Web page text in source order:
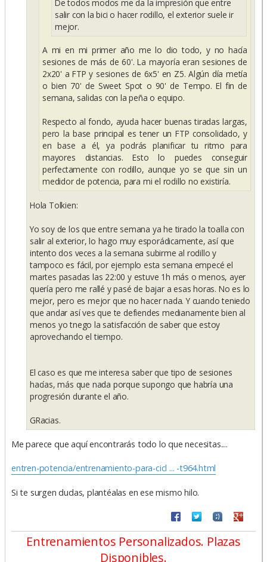
De todos modos me da la impresión que entre
salir con la bici o hacer rodillo, el exterior suele ir
mejor.
A mi en mi primer año me lo dio todo, y no hacía
sesiones de más de 60'. La mayoría eran sesiones de
2x20' a FTP y sesiones de 6x5' en Z5. Algún día metía
o bien 70' de Sweet Spot o 90' de Tempo. El fin de
semana, salidas con la peña o equipo.
Respecto al fondo, ayuda hacer buenas tiradas largas,
pero la base principal es tener un FTP consolidado, y
en base a él, ya podrás planificar tu ritmo para
mayores distancias. Esto lo puedes conseguir
perfectamente con rodillo, aunque yo se que sin un
medidor de potencia, para mi el rodillo no existiría.
Hola Tolkien:
Yo soy de los que entre semana ya he tirado la toalla con
salir al exterior, lo hago muy esporádicamente, así que
intento dos veces a la semana subirme al rodillo y
tampoco es fácil, por ejemplo esta semana empecé el
martes pasadas las 22:00 y estuve 1h más o menos, ayer
quería pero me rallé y pasé de bajar a esas horas. No es lo
mejor, pero es mejor que no hacer nada. Y cuando teniedo
que andar así ves que te defiendes medianamente bien al
menos yo tnego la satisfacción de saber que estoy
aprovechando el tiempo.
El caso es que me interesa saber que tipo de sesiones
hacías, más que nada porque supongo que habría una
progresión durante el año.
GRacias.
Me parece que aquí encontrarás todo lo que necesitas....
entren-potencia/entrenamiento-para-cicl ... -t964.html
Si te surgen dudas, plantéalas en ese mismo hilo.
Entrenamientos Personalizados. Plazas
Disponibles.